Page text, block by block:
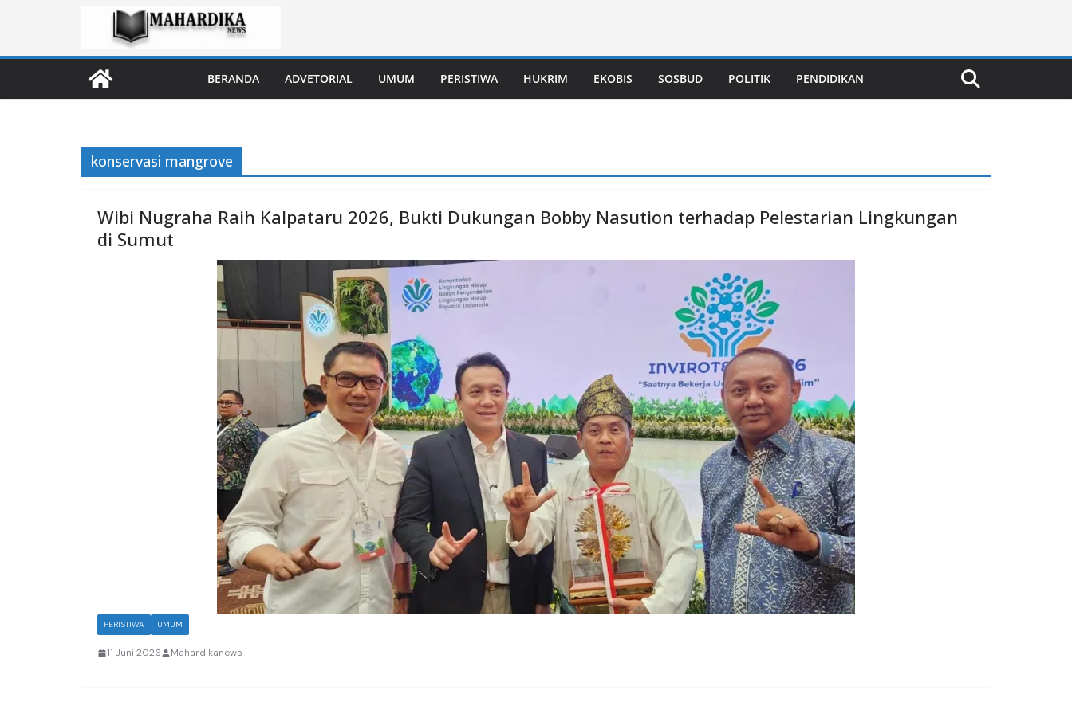
content
BERANDA ADVETORIAL UMUM PERISTIWA HUKRIM EKOBIS SOSBUD POLITIK PENDIDIKAN
konservasi mangrove
Wibi Nugraha Raih Kalpataru 2026, Bukti Dukungan Bobby Nasution terhadap Pelestarian Lingkungan
di Sumut
PERISTIWA UMUM
11 Juni 2026 Mahardikanews